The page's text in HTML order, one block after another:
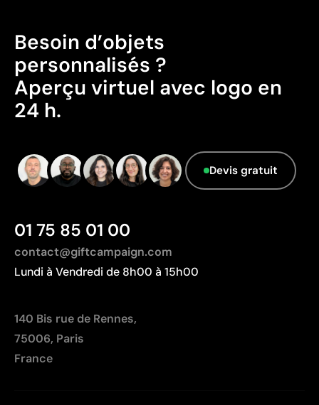
Besoin d’objets
personnalisés ?
Aperçu virtuel avec logo en
24 h.
Devis gratuit
01 75 85 01 00
contact@giftcampaign.com
Lundi à Vendredi de 8h00 à 15h00
140 Bis rue de Rennes,
75006, Paris
France